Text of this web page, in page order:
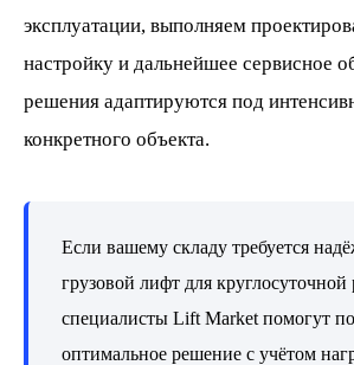
эксплуатации, выполняем
настройку и дальнейшее сервисное
решения адаптируются под
конкретного объекта.
Если вашему складу требуется
грузовой лифт для круглосуточной
специалисты Lift Market помогут
оптимальное решение с учётом